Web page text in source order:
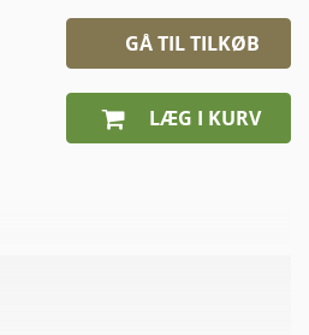
GÅ TIL TILKØB
LÆG I KURV